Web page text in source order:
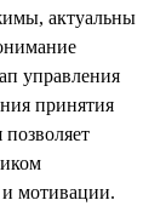
актуальны
управления
принятия
и мотивации.